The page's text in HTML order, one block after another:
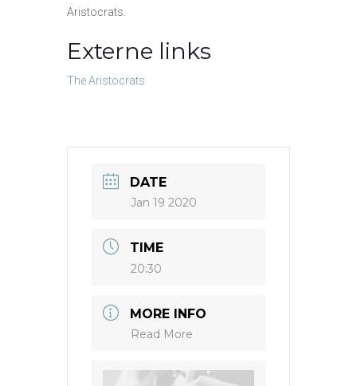
Aristocrats.
Externe links
The Aristocrats
DATE
Jan 19 2020
TIME
20:30
MORE INFO
Read More